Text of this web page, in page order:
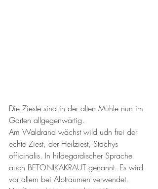
Die Zieste sind in der alten Mühle nun im
Garten allgegenwärtig.
Am Waldrand wächst wild udn frei der
echte Ziest, der Heilziest, Stachys
officinalis. In hildegardischer Sprache
auch BETONIKAKRAUT genannt. Es wird
vor allem bei Alpträumen verwendet.